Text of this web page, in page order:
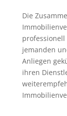
Die
jemanden
Anliegen
ihren